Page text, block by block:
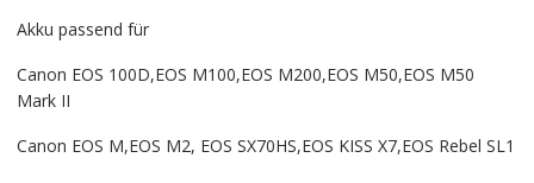
Akku passend für
Canon EOS 100D,EOS M100,EOS M200,EOS M50,EOS M50
Mark II
Canon EOS M,EOS M2, EOS SX70HS,EOS KISS X7,EOS Rebel SL1